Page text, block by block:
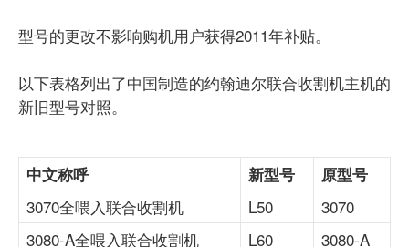
型号的更改不影响购机用户获得2011年补贴。
以下表格列出了中国制造的约翰迪尔联合收割机主机的
新旧型号对照。
中文称呼 新型号 原型号
3070全喂入联合收割机 L50
3070
3080-A全喂入联合收割机
L60
3080-A